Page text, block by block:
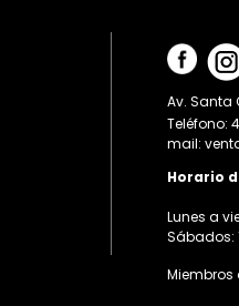
Av. Santa
Teléfono:
mail:
Horario
Lunes a
Sábados:
Miembros